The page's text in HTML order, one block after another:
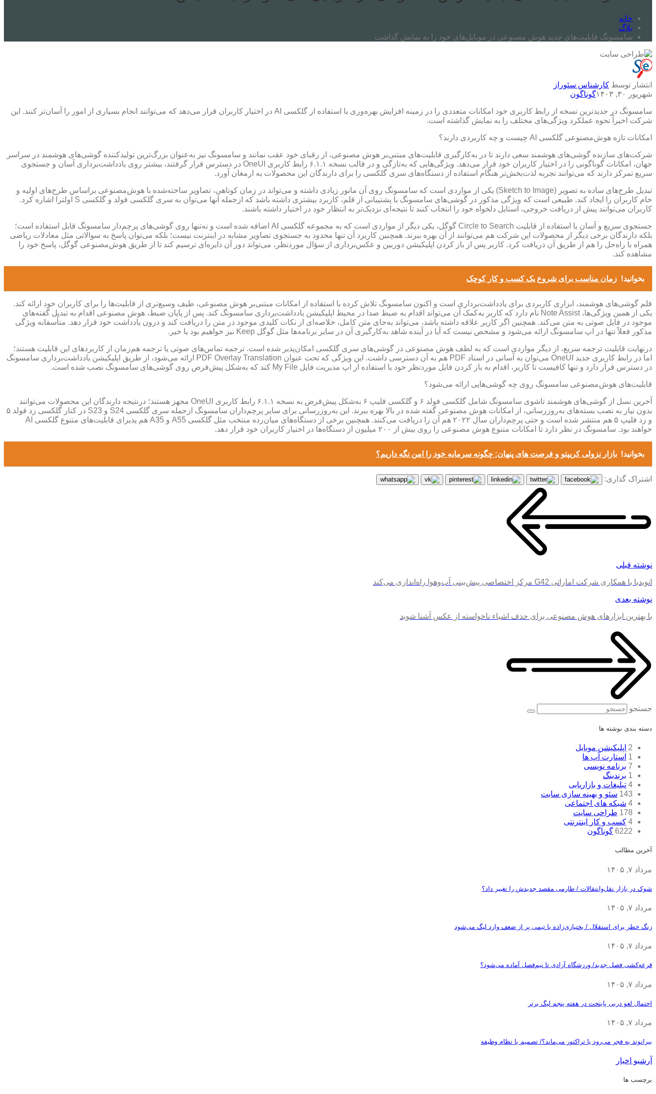
خانه
بلاگ
سامسونگ قابلیت‌های جدید هوش‌ مصنوعی در موبایل‌های خود را به نمایش گذاشت
انتشار توسط کارشناس سئوراز
شهریور ۳۰, ۱۴۰۳
گوناگون
سامسونگ در جدیدترین نسخه از رابط کاربری خود امکانات متعددی را در زمینه افزایش بهره‌وری با استفاده از گلکسی AI در اختیار کاربران قرار می‌دهد که می‌توانند انجام بسیاری از امور را آسان‌تر کنند. این
شرکت اخیراً نحوه عملکرد ویژگی‌های مختلف را به نمایش گذاشته‌ است.
امکانات تازه هوش‌مصنوعی گلکسی AI چیست و چه کاربردی دارند؟
شرکت‌های سازنده گوشی‌های هوشمند سعی دارند تا در به‌کارگیری قابلیت‌های مبتنی‌بر هوش‌ مصنوعی، از رقبای خود عقب نمانند و سامسونگ نیز به‌عنوان بزرگ‌ترین تولیدکننده گوشی‌های هوشمند در سراسر
جهان، امکانات گوناگونی را در اختیار کاربران خود قرار می‌دهد. ویژگی‌هایی که به‌تازگی و در قالب نسخه ۶.۱.۱ رابط کاربری OneUI در دسترس قرار گرفتند، بیشتر روی یادداشت‌برداری آسان و جستجوی
سریع تمرکز دارند که می‌توانند تجربه لذت‌بخش‌تر هنگام استفاده از دستگاه‌های سری گلکسی را برای دارندگان این محصولات به ارمغان آورد.
تبدیل طرح‌های ساده به تصویر (Sketch to Image) یکی از مواردی است که سامسونگ روی آن مانور زیادی داشته و می‌تواند در زمان کوتاهی، تصاویر ساخته‌شده با هوش‌مصنوعی براساس طرح‌های اولیه و
خام کاربران را ایجاد کند. طبیعی است که ویژگی مذکور در گوشی‌های سامسونگ با پشتیبانی از قلم، کاربرد بیشتری داشته باشد که ازجمله آنها می‌توان به سری گلکسی فولد و گلکسی S اولترا اشاره کرد.
کاربران می‌توانند پیش از دریافت خروجی، استایل دلخواه خود را انتخاب کنند تا نتیجه‌ای نزدیک‌تر به انتظار خود در اختیار داشته‌ باشند.
جستجوی سریع و آسان با استفاده از قابلیت Circle to Search گوگل، یکی دیگر از مواردی است که به مجموعه گلکسی AI اضافه شده‌ است و نه‌تنها روی گوشی‌های پرچم‌دار سامسونگ قابل استفاده‌ است؛
بلکه دارندگان برخی دیگر از محصولات این شرکت هم می‌توانند از آن بهره ببرند. همچنین کاربرد آن تنها محدود به جستجوی تصاویر مشابه در اینترنت نیست؛ بلکه می‌توان پاسخ به سوالاتی مثل معادلات ریاضی
همراه با راه‌حل را هم از طریق آن دریافت کرد. کاربر پس از باز کردن اپلیکیشن دوربین و عکس‌برداری از سؤال موردنظر، می‌تواند دور آن دایره‌ای ترسیم کند تا از طریق هوش‌مصنوعی گوگل، پاسخ خود را
مشاهده کند.
بخوانید! زمان مناسب برای شروع یک کسب و کار کوچک
قلم گوشی‌های هوشمند، ابزاری کاربردی برای یادداشت‌برداری است و اکنون سامسونگ تلاش کرده با استفاده از امکانات مبتنی‌بر هوش‌ مصنوعی، طیف وسیع‌تری از قابلیت‌ها را برای کاربران خود ارائه کند.
یکی از همین ویژگی‌ها، Note Assist نام دارد که کاربر به‌کمک آن می‌تواند اقدام به ضبط صدا در محیط اپلیکیشن یادداشت‌برداری سامسونگ کند. پس از پایان ضبط، هوش‌ مصنوعی اقدام به تبدیل گفته‌های
موجود در فایل صوتی به متن می‌کند. همچنین اگر کاربر علاقه داشته‌ باشد، می‌تواند به‌جای متن کامل، خلاصه‌ای از نکات کلیدی موجود در متن را دریافت کند و درون یادداشت خود قرار دهد. متأسفانه ویژگی
مذکور فعلاً تنها در اپ سامسونگ ارائه می‌شود و مشخص نیست که آیا در آینده شاهد به‌کارگیری آن در سایر برنامه‌ها مثل گوگل Keep نیز خواهیم بود یا خیر.
درنهایت قابلیت ترجمه سریع، از دیگر مواردی است که به لطف هوش مصنوعی در گوشی‌های سری گلکسی امکان‌پذیر شده‌ است. ترجمه تماس‌های صوتی یا ترجمه هم‌زمان از کاربردهای این قابلیت هستند؛
اما در رابط کاربری جدید OneUI می‌توان به آسانی در اسناد PDF هم به آن دسترسی داشت. این ویژگی که تحت عنوان PDF Overlay Translation ارائه می‌شود، از طریق اپلیکیشن یادداشت‌برداری سامسونگ
در دسترس قرار دارد و تنها کافیست تا کاربر، اقدام به باز کردن فایل موردنظر خود با استفاده از اپ مدیریت فایل My File کند که به‌شکل پیش‌فرض روی گوشی‌های سامسونگ نصب شده‌ است.
قابلیت‌های هوش‌مصنوعی سامسونگ روی چه گوشی‌هایی ارائه می‌شود؟
آخرین نسل از گوشی‌های هوشمند تاشوی سامسونگ شامل گلکسی فولد ۶ و گلکسی فلیپ ۶ به‌شکل پیش‌فرض به نسخه ۶.۱.۱ رابط کاربری OneUI مجهز هستند؛ درنتیجه دارندگان این محصولات می‌توانند
بدون نیاز به نصب بسته‌های به‌روزرسانی، از امکانات هوش‌ مصنوعی گفته شده در بالا بهره ببرند. این به‌روزرسانی برای سایر پرچم‌داران سامسونگ ازجمله سری گلکسی S24 و S23 در کنار گلکسی زد فولد ۵
و زد فلیپ ۵ هم منتشر شده‌ است و حتی پرچم‌داران سال ۲۰۲۲ هم آن را دریافت می‌کنند. همچنین برخی از دستگاه‌های میان‌رده منتخب مثل گلکسی A55 و A35 هم پذیرای قابلیت‌های متنوع گلکسی AI
خواهند بود. سامسونگ در نظر دارد تا امکانات متنوع هوش‌ مصنوعی را روی بیش از ۲۰۰ میلیون از دستگاه‌ها در اختیار کاربران خود قرار دهد.
بخوانید! بازار نزولی کریپتو و فرصت های پنهان: چگونه سرمایه خود را امن نگه داریم؟
اشتراک گذاری:
نوشته قبلی
انویدیا با همکاری شرکت اماراتی G42 مرکز اختصاصی پیش‌بینی آب‌و‌هوا راه‌اندازی می‌کند
نوشته بعدی
با بهترین ابزارهای هوش مصنوعی برای حذف اشیاء ناخواسته از عکس آشنا شوید
جستجو
دسته بندی نوشته ها
2 اپلیکیشن موبایل
1 استارت آپ ها
7 برنامه نویسی
1 برندینگ
4 تبلیغات و بازاریابی
143 سئو و بهینه سازی سایت
4 شبکه های اجتماعی
178 طراحی سایت
4 کسب و کار اینترنتی
6222 گوناگون
آخرین مطالب
مرداد ۷, ۱۴۰۵
شوک در بازار نقل‌وانتقالات / طارمی مقصد جدیدش را تغییر داد؟
مرداد ۷, ۱۴۰۵
زنگ خطر برای استقلال / بختیاری‌زاده با تیمی پر از ضعف وارد لیگ می‌شود
مرداد ۷, ۱۴۰۵
قرعه‎‌کشی فصل جدید/ ورزشگاه آزادی تا نیم‌فصل آماده می‌شود؟
مرداد ۷, ۱۴۰۵
احتمال لغو دربی پایتخت در هفته پنجم لیگ برتر
مرداد ۷, ۱۴۰۵
بیرانوند به فجر می‌رود یا تراکتور می‌ماند؟/ تصمیم با نظام وظیفه
آرشیو اخبار
برچسب ها